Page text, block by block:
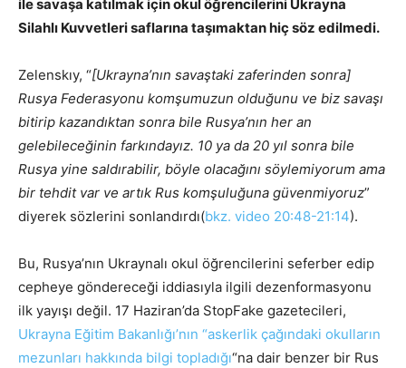
ile savaşa katılmak için okul öğrencilerini Ukrayna
Silahlı Kuvvetleri saflarına taşımaktan hiç söz edilmedi.
Zelenskıy, “[Ukrayna’nın savaştaki zaferinden sonra]
Rusya Federasyonu komşumuzun olduğunu ve biz savaşı
bitirip kazandıktan sonra bile Rusya’nın her an
gelebileceğinin farkındayız. 10 ya da 20 yıl sonra bile
Rusya yine saldırabilir, böyle olacağını söylemiyorum ama
bir tehdit var ve artık Rus komşuluğuna güvenmiyoruz”
diyerek sözlerini sonlandırdı(bkz. video 20:48-21:14).
Bu, Rusya’nın Ukraynalı okul öğrencilerini seferber edip
cepheye göndereceği iddiasıyla ilgili dezenformasyonu
ilk yayışı değil. 17 Haziran’da StopFake gazetecileri,
Ukrayna Eğitim Bakanlığı’nın “askerlik çağındaki okulların
mezunları hakkında bilgi topladığı“na dair benzer bir Rus